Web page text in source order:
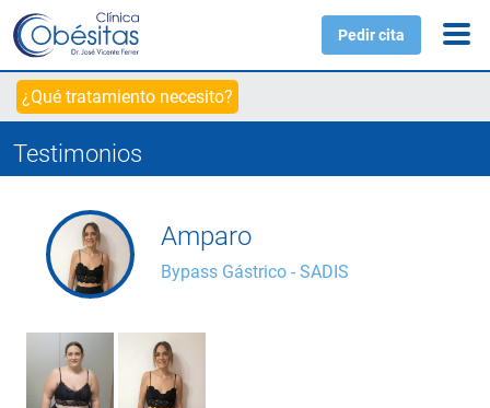
Pedir cita
¿Qué tratamiento necesito?
Testimonios
Amparo
Bypass Gástrico - SADIS